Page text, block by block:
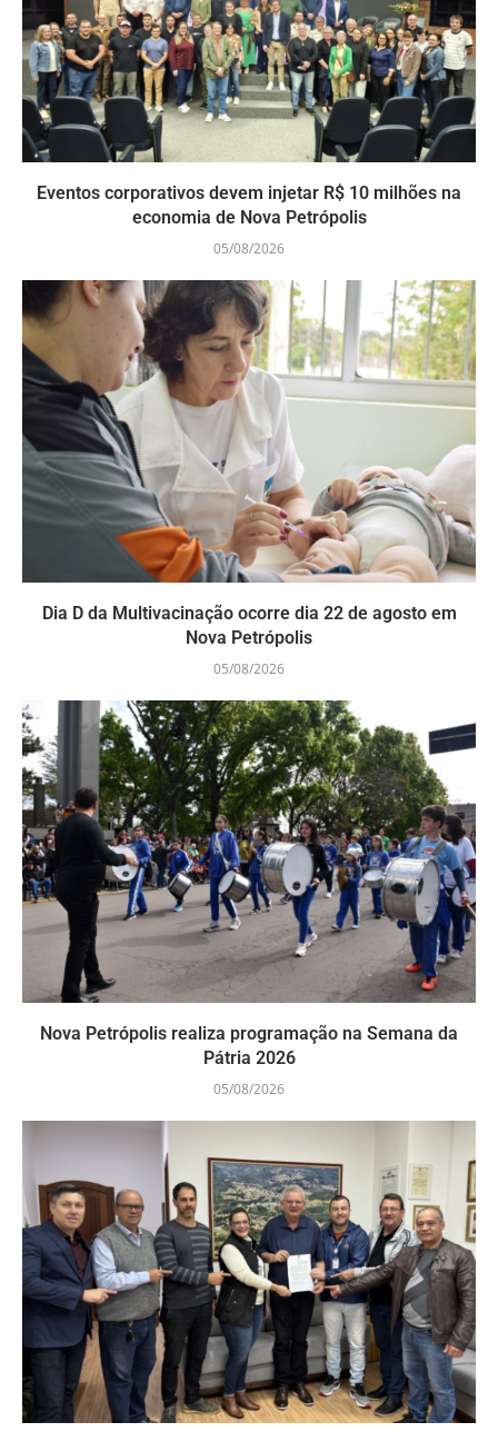
Eventos corporativos devem injetar R$ 10 milhões na
economia de Nova Petrópolis
05/08/2026
Dia D da Multivacinação ocorre dia 22 de agosto em
Nova Petrópolis
05/08/2026
Nova Petrópolis realiza programação na Semana da
Pátria 2026
05/08/2026